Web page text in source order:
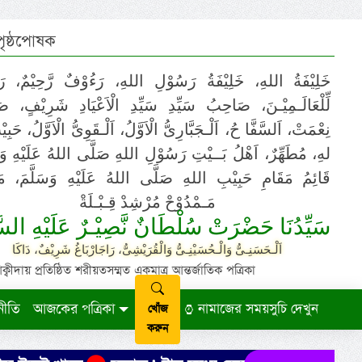
خَلِيْفَةُ اللهِ، خَلِيْفَةُ رَسُوْلِ اللهِ، رَءُوْفٌ رَّحِيْمٌ،
لِّلْعَالَـمِيْـنَ، صَاحِبُ سَيِّدِ سَيِّدِ الْاَعْيَادِ شَرِيْفٍ،
نِعْمَتْ، اَلسَّفَّا حُ، اَلْـجَبَّارِىُّ الْاَوَّلُ، اَلْـقَوِىُّ الْاَوَّلُ،
لهِ، مُطَهِّرٌ، اَهْلُ بَــيْتِ رَسُوْلِ اللهِ صَلَّى اللهُ عَلَيْهِ
قَائِمُ مَقَامِ حَبِيْبِ اللهِ صَلَّى اللهُ عَلَيْهِ وَسَلَّمَ،
مَـمْدُوْحْ مُرْشِدْ قِـبْـلَةْ
سَيِّدُنَا حَضْرَتْ سُلْطَانٌ نَّصِيْـرٌ عَلَيْهِ
اَلْـحَسَنِـىُّ وَالْـحُسَيْنِـىُّ وَالْقُرَيْشِىُّ، رَاجَارْبَاغُ شَرِيْفٌ، دَاكَا
প্রতিষ্ঠিত শরীয়তসম্মত একমাত্র আন্তর্জাতিক পত্রিকা
আজকের পত্রিকা
খোঁজ
করুন
নামাজের সময়সুচি দেখুন